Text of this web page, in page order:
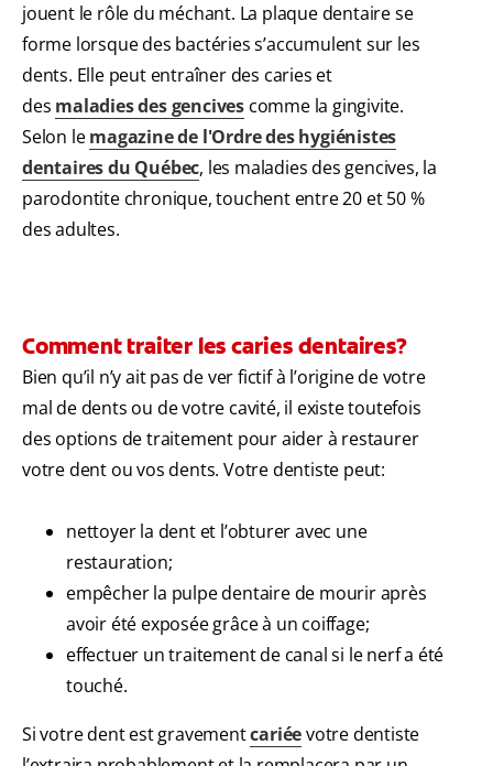
jouent le rôle du méchant. La plaque dentaire se
forme lorsque des bactéries s’accumulent sur les
dents. Elle peut entraîner des caries et
des maladies des gencives comme la gingivite.
Selon lemagazine de l'Ordre des hygiénistes
dentaires du Québec, les maladies des gencives, la
parodontite chronique, touchent entre 20 et 50 %
des adultes.
Comment traiter les caries dentaires?
Bien qu’il n’y ait pas de ver fictif à l’origine de votre
mal de dents ou de votre cavité, il existe toutefois
des options de traitement pour aider à restaurer
votre dent ou vos dents. Votre dentiste peut:
nettoyer la dent et l’obturer avec une
restauration;
empêcher la pulpe dentaire de mourir après
avoir été exposée grâce à un coiffage;
effectuer un traitement de canal si le nerf a été
touché.
Si votre dent est gravementcariéevotre dentiste